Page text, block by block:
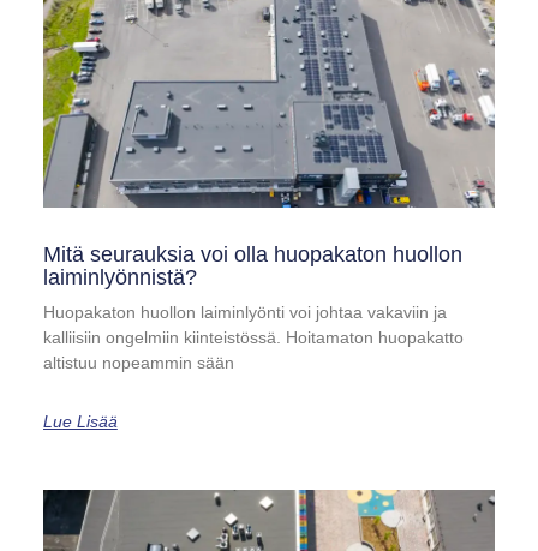
Mitä seurauksia voi olla huopakaton huollon
laiminlyönnistä?
Huopakaton huollon laiminlyönti voi johtaa vakaviin ja
kalliisiin ongelmiin kiinteistössä. Hoitamaton huopakatto
altistuu nopeammin sään
Lue Lisää